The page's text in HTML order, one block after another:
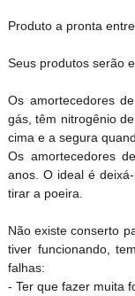
Produto a pronta
Seus produtos serão
Os amortecedores
gás, têm nitrogênio
cima e a segura
Os amortecedores
anos. O ideal é
tirar a poeira.
Não existe conserto
tiver funcionando,
falhas:
- Ter que fazer muita